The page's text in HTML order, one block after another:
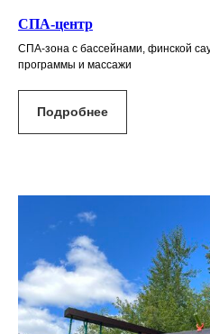
СПА-центр
СПА-зона с бассейнами, финской
программы и массажи
Подробнее